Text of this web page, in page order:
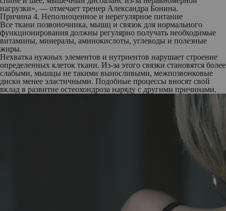
нагрузки», — отмечает тренер Александра Бонина.
Причина 4. Неполноценное и нерегулярное питание
Все ткани позвоночника, мышц и связок для нормального
функционирования должны регулярно получать необходимые
витамины, минералы, аминокислоты, углеводы и полезные
жиры.
Нехватка нужных элементов и нутриентов нарушает строение
определенных клеток ткани. Из-за этого связки становятся более
слабыми, мышцы не такими выносливыми, межпозвонковые
диски менее эластичными. Подобные процессы вносят свой
вклад в развитие остеохондроза наряду с другими причинами.